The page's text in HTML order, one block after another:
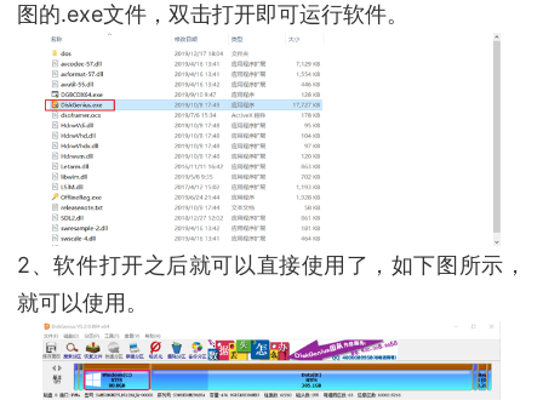
图的.exe文件，双击打开即可运行软件。
2、软件打开之后就可以直接使用了，如下图所示，
就可以使用。